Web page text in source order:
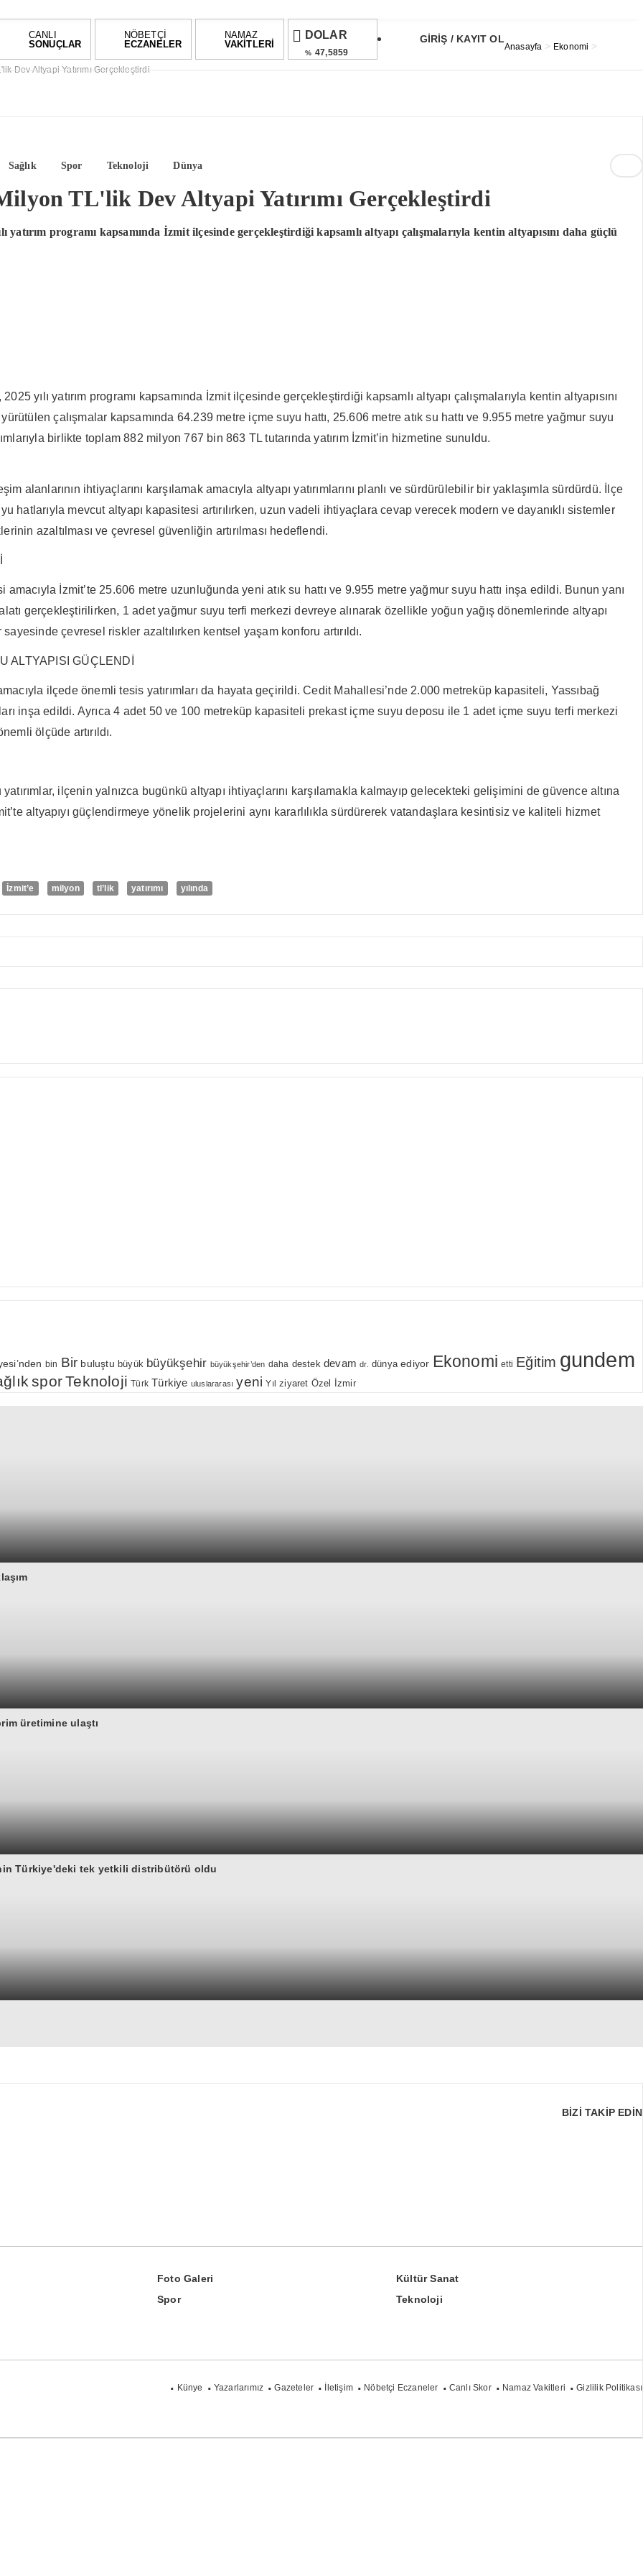
CANLI
SONUÇLAR
NÖBETÇİ
ECZANELER
NAMAZ
VAKİTLERİ
DOLAR
% 47,5859
GİRİŞ / KAYIT OL
Sağlık Spor Teknoloji Dünya
Anasayfa > Ekonomi >
Dev Altyapi Yatırımı Gerçekleştirdi
TL'lik Dev Altyapi Yatırımı Gerçekleştirdi
programı kapsamında İzmit ilçesinde gerçekleştirdiği kapsamlı altyapı çalışmalarıyla kentin altyapısını daha güçlü
yılı yatırım programı kapsamında İzmit ilçesinde gerçekleştirdiği kapsamlı altyapı çalışmalarıyla kentin altyapısını
çalışmalar kapsamında 64.239 metre içme suyu hattı, 25.606 metre atık su hattı ve 9.955 metre yağmur suyu
birlikte toplam 882 milyon 767 bin 863 TL tutarında yatırım İzmit’in hizmetine sunuldu.
alanlarının ihtiyaçlarını karşılamak amacıyla altyapı yatırımlarını planlı ve sürdürülebilir bir yaklaşımla sürdürdü. İlçe
hatlarıyla mevcut altyapı kapasitesi artırılırken, uzun vadeli ihtiyaçlara cevap verecek modern ve dayanıklı sistemler
azaltılması ve çevresel güvenliğin artırılması hedeflendi.
İzmit’te 25.606 metre uzunluğunda yeni atık su hattı ve 9.955 metre yağmur suyu hattı inşa edildi. Bunun yanı
gerçekleştirilirken, 1 adet yağmur suyu terfi merkezi devreye alınarak özellikle yoğun yağış dönemlerinde altyapı
çevresel riskler azaltılırken kentsel yaşam konforu artırıldı.
ALTYAPISI GÜÇLENDİ
ilçede önemli tesis yatırımları da hayata geçirildi. Cedit Mahallesi’nde 2.000 metreküp kapasiteli, Yassıbağ
inşa edildi. Ayrıca 4 adet 50 ve 100 metreküp kapasiteli prekast içme suyu deposu ile 1 adet içme suyu terfi merkezi
ölçüde artırıldı.
ilçenin yalnızca bugünkü altyapı ihtiyaçlarını karşılamakla kalmayıp gelecekteki gelişimini de güvence altına
altyapıyı güçlendirmeye yönelik projelerini aynı kararlılıkla sürdürerek vatandaşlara kesintisiz ve kaliteli hizmet
İzmit’e milyon tl’lik yatırımı yılında
bin Bir buluştu büyük büyükşehir büyükşehir’den daha destek devam dr. dünya ediyor Ekonomi etti Eğitim gundem
sporTeknoloji Türk Türkiye uluslararası yeni Yıl ziyaret Özel İzmir
üretimine ulaştı
Türkiye'deki tek yetkili distribütörü oldu
BİZİ TAKİP EDİN
Foto Galeri
Kültür Sanat
Spor
Teknoloji
Künye Yazarlarımız Gazeteler İletişim Nöbetçi Eczaneler Canlı Skor Namaz Vakitleri Gizlilik Politikası